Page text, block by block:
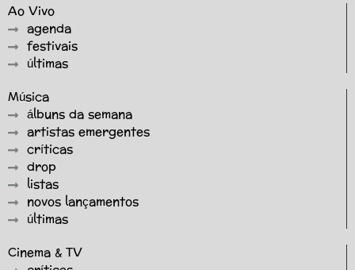
Ao Vivo
agenda
festivais
últimas
Música
álbuns da semana
artistas emergentes
críticas
drop
listas
novos lançamentos
últimas
Cinema & TV